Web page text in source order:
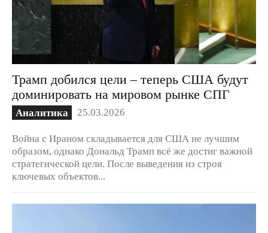
Трамп добился цели – теперь США будут
доминировать на мировом рынке СПГ
Аналитика 25.03.2026
Война с Ираном складывается для США не лучшим
образом, однако Дональд Трамп всё же достиг важной
стратегической цели. После выведения из строя
ключевых объектов...